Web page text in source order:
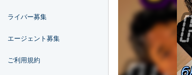
ライバー募集
エージェント募集
ご利用規約